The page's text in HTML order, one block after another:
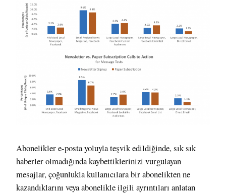
Abonelikler e-posta yoluyla teşvik edildiğinde, sık sık
haberler olmadığında kaybettiklerinizi vurgulayan
mesajlar, çoğunlukla kullanıcılara bir abonelikten ne
kazandıklarını veya abonelikle ilgili ayrıntıları anlatan